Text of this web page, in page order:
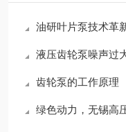
油研叶片泵技术革新：
液压齿轮泵噪声过
齿轮泵的工作原理
绿色动力，无锡高